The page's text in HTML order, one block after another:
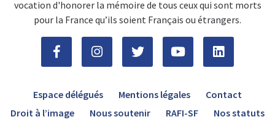
vocation d'honorer la mémoire de tous ceux qui sont morts
pour la France qu’ils soient Français ou étrangers.
Espace délégués Mentions légales
Contact
Droit à l’image
Nous soutenir RAFI-SF Nos statuts